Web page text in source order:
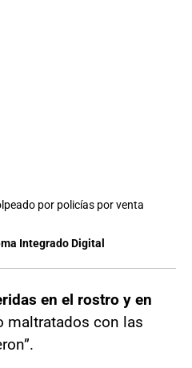
por policías por venta
Integrado Digital
en el rostro y en
maltratados con las